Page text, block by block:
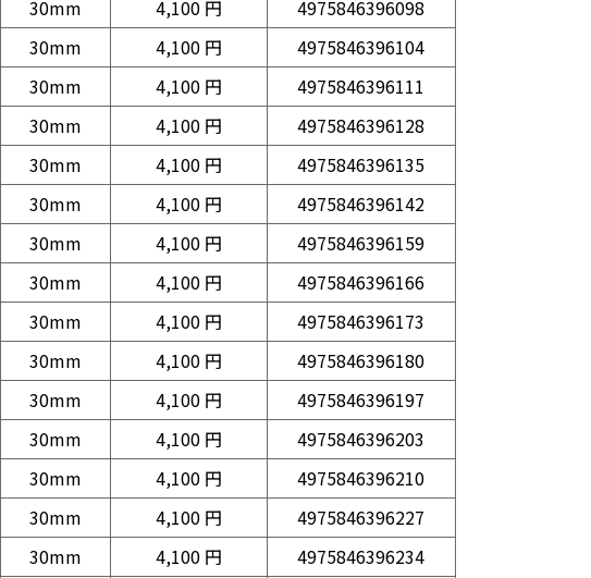
30mm 4,100 円
4975846396098
30mm 4,100 円
4975846396104
30mm 4,100 円
4975846396111
30mm 4,100 円
4975846396128
30mm 4,100 円
4975846396135
30mm 4,100 円
4975846396142
30mm 4,100 円
4975846396159
30mm 4,100 円
4975846396166
30mm 4,100 円
4975846396173
30mm 4,100 円
4975846396180
30mm 4,100 円
4975846396197
30mm 4,100 円
4975846396203
30mm 4,100 円
4975846396210
30mm 4,100 円
4975846396227
30mm 4,100 円
4975846396234